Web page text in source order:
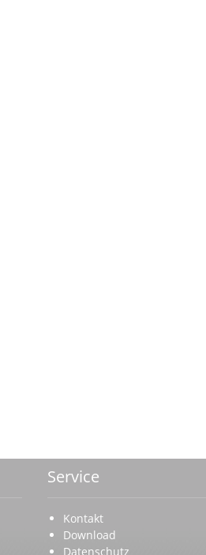
Service
Kontakt
Download
Datenschutz